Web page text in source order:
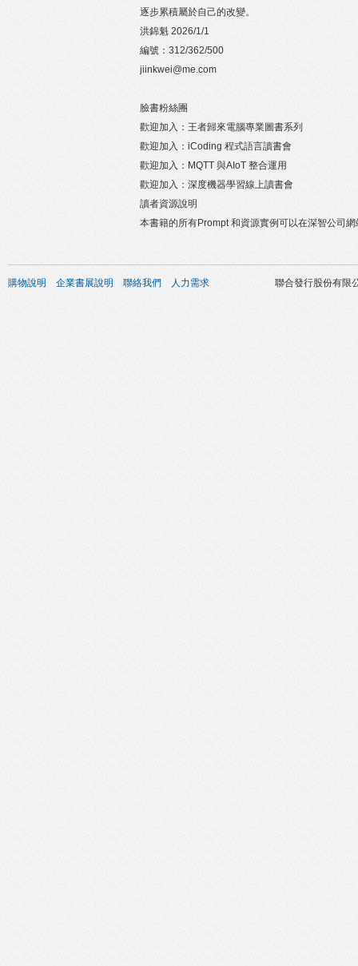
逐步累積屬於自己的改變。
洪錦魁 2026/1/1
編號：312/362/500
jiinkwei@me.com
臉書粉絲團
歡迎加入：王者歸來電腦專業圖書系列
歡迎加入：iCoding 程式語言讀書會
歡迎加入：MQTT 與AIoT 整合運用
歡迎加入：深度機器學習線上讀書會
讀者資源說明
本書籍的所有Prompt 和資源實例可以在深智公司
購物說明 企業書展說明 聯絡我們 人力需求 聯合發行股份有限